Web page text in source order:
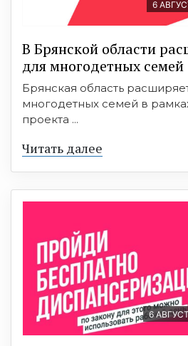
6
В Брянской области
для многодетных семей
Брянская область
многодетных семей в
проекта ...
Читать далее
6